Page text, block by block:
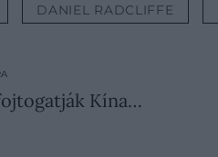
DANIEL RADCLIFFE
Kína…